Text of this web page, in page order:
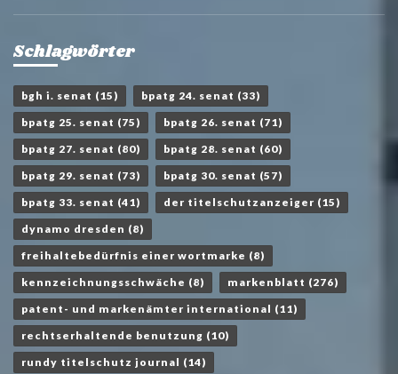
Schlagwörter
bgh i. senat (15) bpatg 24. senat (33)
bpatg 25. senat (75) bpatg 26. senat (71)
bpatg 27. senat (80) bpatg 28. senat (60)
bpatg 29. senat (73) bpatg 30. senat (57)
bpatg 33. senat (41) der titelschutzanzeiger (15)
dynamo dresden (8)
freihaltebedürfnis einer wortmarke (8)
kennzeichnungsschwäche (8) markenblatt (276)
patent- und markenämter international (11)
rechtserhaltende benutzung (10)
rundy titelschutz journal (14)